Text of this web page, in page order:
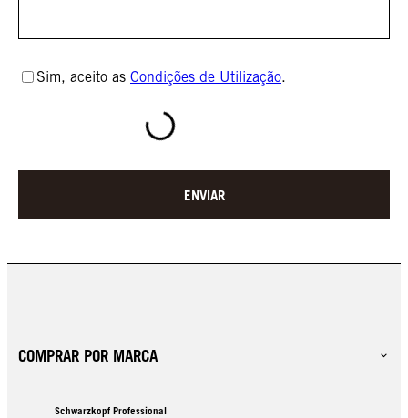
Sim, aceito as Condições de Utilização.
ENVIAR
COMPRAR POR MARCA
Schwarzkopf Professional